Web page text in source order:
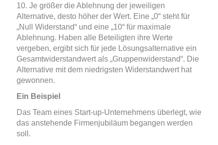
10. Je größer die Ablehnung der jeweiligen
Alternative, desto höher der Wert. Eine „0“ steht für
„Null Widerstand“ und eine „10“ für maximale
Ablehnung. Haben alle Beteiligten ihre Werte
vergeben, ergibt sich für jede Lösungsalternative ein
Gesamtwiderstandwert als „Gruppenwiderstand“. Die
Alternative mit dem niedrigsten Widerstandwert hat
gewonnen.
Ein Beispiel
Das Team eines Start-up-Unternehmens überlegt, wie
das anstehende Firmenjubiläum begangen werden
soll.